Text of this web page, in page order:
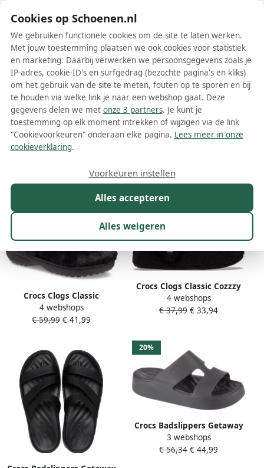
Schoenen.nl
Wis filters Alle filters
Zwarte Crocs dames instappers
Meer lezen
30%
Crocs Clogs Classic
Unfurgettable Clog
pantoffel vrijetijdsschoen
4 webshops
€ 59,99 € 41,99
Crocs Clogs Classic Cozzzy
Slipper Pantoffel met kleine
plateauzool
4 webshops
€ 37,99 € 33,94
20%
Crocs Badslippers Getaway
Platform H-Strap
zomerschoen slippers
3 webshops
€ 56,34 € 44,99
Cookies op Schoenen.nl
We gebruiken functionele cookies om de site te laten werken.
Met jouw toestemming plaatsen we ook cookies voor statistiek
en marketing. Daarbij verwerken we persoonsgegevens zoals je
IP-adres, cookie-ID's en surfgedrag (bezochte pagina's en kliks)
om het gebruik van de site te meten, fouten op te sporen en bij
te houden via welke link je naar een webshop gaat. Deze
gegevens delen we met onze 3 partners. Je kunt je
toestemming op elk moment intrekken of wijzigen via de link
"Cookievoorkeuren" onderaan elke pagina. Lees meer in onze
cookieverklaring.
Alles accepteren
Alles weigeren
Voorkeuren instellen